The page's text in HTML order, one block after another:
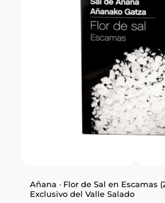
Añana · Flor de Sal en Escamas
Exclusivo del Valle Salado